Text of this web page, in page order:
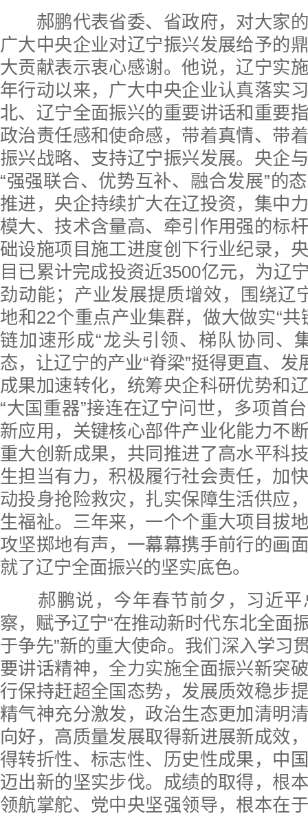
郝鹏代表省委、省政府，对大家的
广大中央企业对辽宁振兴发展给予的
大贡献表示衷心感谢。他说，辽宁实
年行动以来，广大中央企业认真落实
北、辽宁全面振兴的重要讲话和重要
政治责任感和使命感，带着真情、带
振兴战略、支持辽宁振兴发展。央企
“强强联合、优势互补、融合发展”的
推进，央企持续扩大在辽投资，集中
模大、技术含量高、牵引作用强的标
础设施项目施工进度创下行业纪录，
目已累计完成投资近3500亿元，为辽
劲动能；产业发展提质增效，围绕辽
地和22个重点产业集群，做大做实“共
链加速形成“龙头引领、梯队协同、
态，让辽宁的产业“脊梁”挺得更直、发
成果加速转化，统筹央企科研优势和
“大国重器”接连在辽宁问世，多项首
新应用，关键核心部件产业化能力不
重大创新成果，共同推进了高水平科
生担当有力，积极履行社会责任，加
动投身抢险救灾，扎实保障生活供应
生福祉。三年来，一个个重大项目拔
攻坚掷地有声，一幕幕携手前行的画
就了辽宁全面振兴的坚实底色。
郝鹏说，今年春节前夕，习近平
察，赋予辽宁“在推动新时代东北全面
于争先”新的重大使命。我们深入学习
要讲话精神，全力实施全面振兴新突
行保持赶超全国态势，发展质效稳步
精气神充分激发，政治生态更加清明
向好，高质量发展取得新进展新成效
得转折性、标志性、历史性成果，中
迈出新的坚实步伐。成绩的取得，根
领航掌舵、党中央坚强领导，根本在